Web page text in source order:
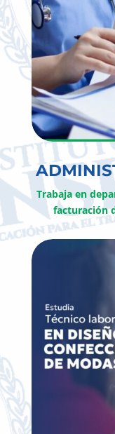
Trabaja en
facturación